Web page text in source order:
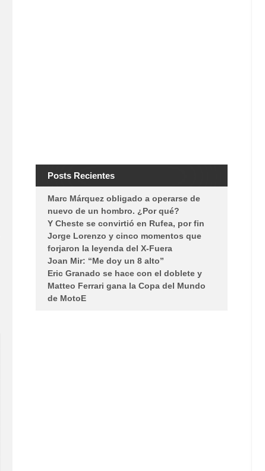
Posts Recientes
Marc Márquez obligado a operarse de
nuevo de un hombro. ¿Por qué?
Y Cheste se convirtió en Rufea, por fin
Jorge Lorenzo y cinco momentos que
forjaron la leyenda del X-Fuera
Joan Mir: “Me doy un 8 alto”
Eric Granado se hace con el doblete y
Matteo Ferrari gana la Copa del Mundo
de MotoE